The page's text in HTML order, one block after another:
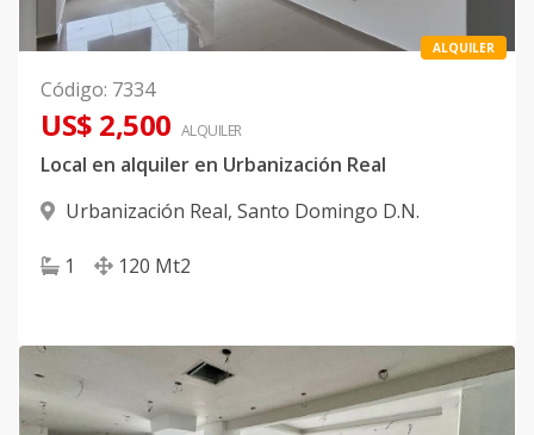
ALQUILER
Código: 7334
US$ 2,500 ALQUILER
Local en alquiler en Urbanización Real
Urbanización Real, Santo Domingo D.N.
1 120 Mt2